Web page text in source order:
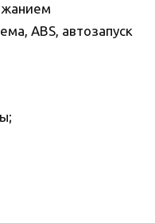
ABS, автозапуск